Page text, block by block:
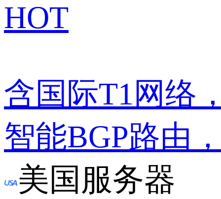
HOT
含国际T1网络
智能BGP路由
美国服务器